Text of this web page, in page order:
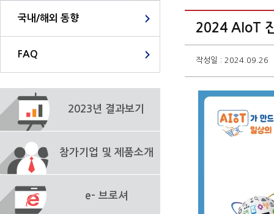
국내/해외 동향
FAQ
2023년 결과보기
참가기업 및 제품소개
e- 브로셔
2024 AIoT
작성일 : 2024.09.26